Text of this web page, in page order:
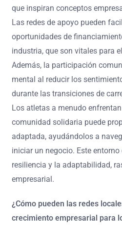
que inspiran conceptos
Las redes de apoyo pueden
oportunidades de
industria, que son vitales para
Además, la participación
mental al reducir los
durante las transiciones de
Los atletas a menudo
comunidad solidaria puede
adaptada, ayudándolos a
iniciar un negocio. Este
resiliencia y la adaptabilidad,
empresarial.
¿Cómo pueden las redes
crecimiento empresarial para